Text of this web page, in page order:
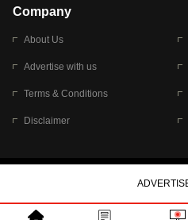
बारिश की चेतावनी
Company
About Us
Advertise with us
Terms & Conditions
Disclaimer